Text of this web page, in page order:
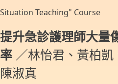
Situation Teaching" Course
提升急診護理師大量
率 ／林怡君、黃柏凱
陳淑真